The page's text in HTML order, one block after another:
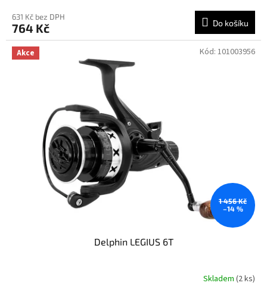
631 Kč bez DPH
764 Kč Do košíku
Akce
1 456 Kč
–14 %
Delphin LEGIUS 6T
Skladem (2 ks)
Kód: 101003956